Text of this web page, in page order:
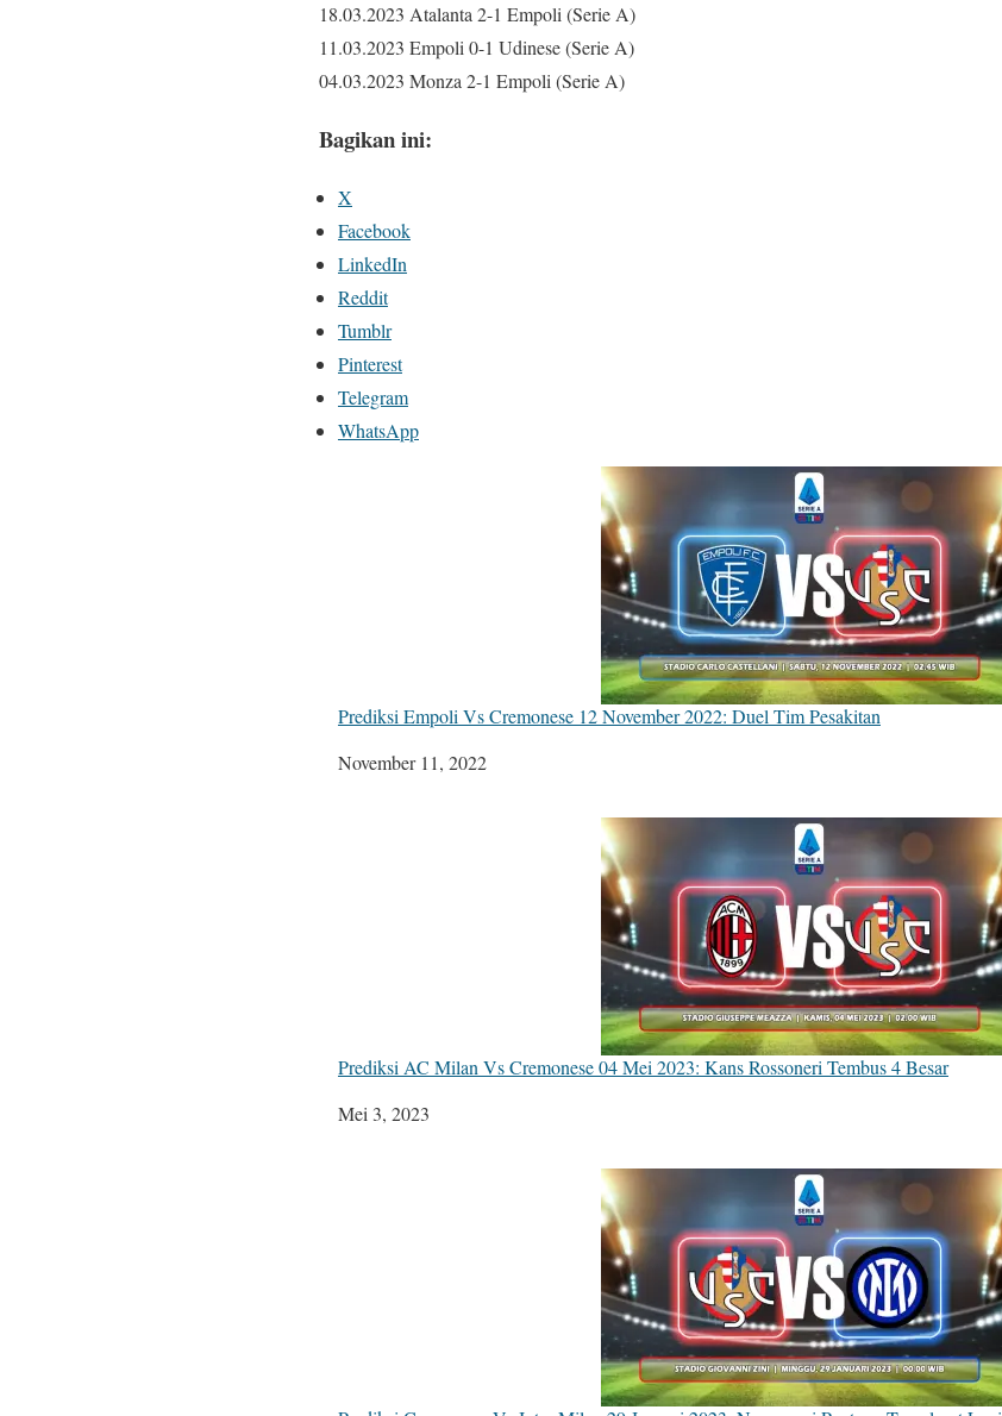
18.03.2023 Atalanta 2-1 Empoli (Serie A)
11.03.2023 Empoli 0-1 Udinese (Serie A)
04.03.2023 Monza 2-1 Empoli (Serie A)
Bagikan ini:
X
Facebook
LinkedIn
Reddit
Tumblr
Pinterest
Telegram
WhatsApp
Prediksi Empoli Vs Cremonese 12 November 2022: Duel Tim Pesakitan
Tanggal
November 11, 2022
Prediksi AC Milan Vs Cremonese 04 Mei 2023: Kans Rossoneri Tembus 4 Besar
Tanggal
Mei 3, 2023